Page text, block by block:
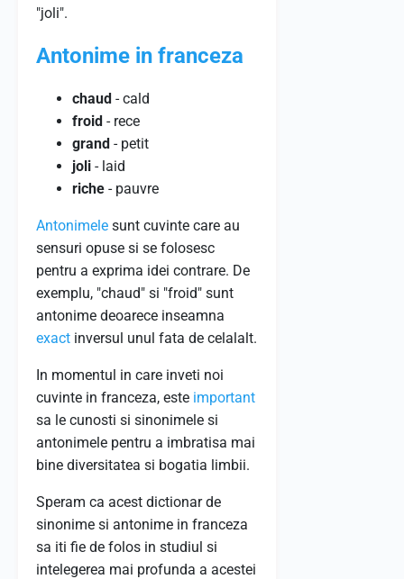
"joli".
Antonime in franceza
chaud - cald
froid - rece
grand - petit
joli - laid
riche - pauvre
Antonimele sunt cuvinte care au
sensuri opuse si se folosesc
pentru a exprima idei contrare. De
exemplu, "chaud" si "froid" sunt
antonime deoarece inseamna
exact inversul unul fata de celalalt.
In momentul in care inveti noi
cuvinte in franceza, este important
sa le cunosti si sinonimele si
antonimele pentru a imbratisa mai
bine diversitatea si bogatia limbii.
Speram ca acest dictionar de
sinonime si antonime in franceza
sa iti fie de folos in studiul si
intelegerea mai profunda a acestei